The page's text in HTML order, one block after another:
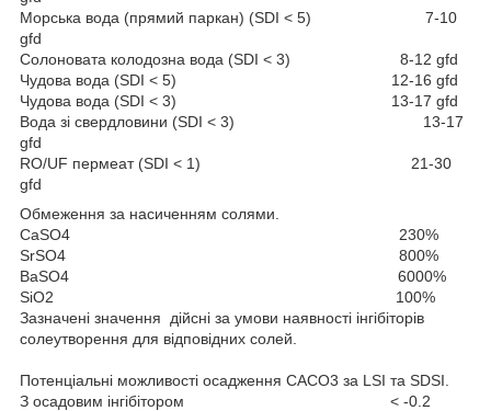
Морська вода (прямий паркан) (SDI < 5) 7-10
gfd
Солоновата колодозна вода (SDI < 3) 8-12 gfd
Чудова вода (SDI < 5) 12-16 gfd
Чудова вода (SDI < 3) 13-17 gfd
Вода зі свердловини (SDI < 3) 13-17
gfd
RO/UF пермеат (SDI < 1) 21-30
gfd
Обмеження за насиченням солями.
CaSO4 230%
SrSO4 800%
BaSO4 6000%
SiO2 100%
Зазначені значення дійсні за умови наявності інгібіторів
солеутворення для відповідних солей.
Потенціальні можливості осадження CACO3 за LSI та SDSI.
З осадовим інгібітором < -0.2